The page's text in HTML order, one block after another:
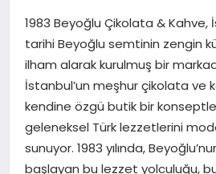
İŞ FIKIRLERI
KRIPTO HABER
1983 Beyoğlu Çikolata & Kahve,
tarihi Beyoğlu semtinin zengin
ilham alarak kurulmuş bir
İstanbul’un meşhur çikolata ve
kendine özgü butik bir
geleneksel Türk lezzetlerini
sunuyor. 1983 yılında,
başlayan bu lezzet yolculuğu,